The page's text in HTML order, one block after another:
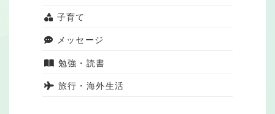
子育て
メッセージ
勉強・読書
旅行・海外生活